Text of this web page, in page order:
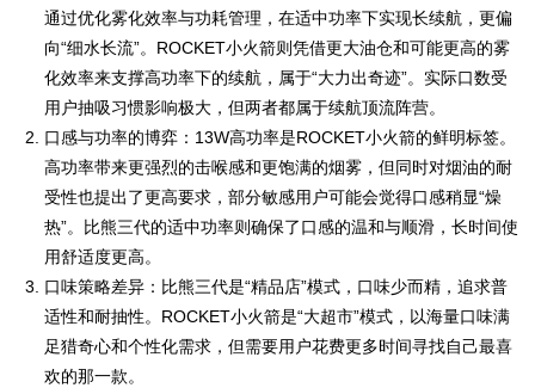
通过优化雾化效率与功耗管理，在适中功率下实现长续航，更偏
向“细水长流”。ROCKET小火箭则凭借更大油仓和可能更高的雾
化效率来支撑高功率下的续航，属于“大力出奇迹”。实际口数受
用户抽吸习惯影响极大，但两者都属于续航顶流阵营。
口感与功率的博弈：13W高功率是ROCKET小火箭的鲜明标签。
高功率带来更强烈的击喉感和更饱满的烟雾，但同时对烟油的耐
受性也提出了更高要求，部分敏感用户可能会觉得口感稍显“燥
热”。比熊三代的适中功率则确保了口感的温和与顺滑，长时间使
用舒适度更高。
口味策略差异：比熊三代是“精品店”模式，口味少而精，追求普
适性和耐抽性。ROCKET小火箭是“大超市”模式，以海量口味满
足猎奇心和个性化需求，但需要用户花费更多时间寻找自己最喜
欢的那一款。